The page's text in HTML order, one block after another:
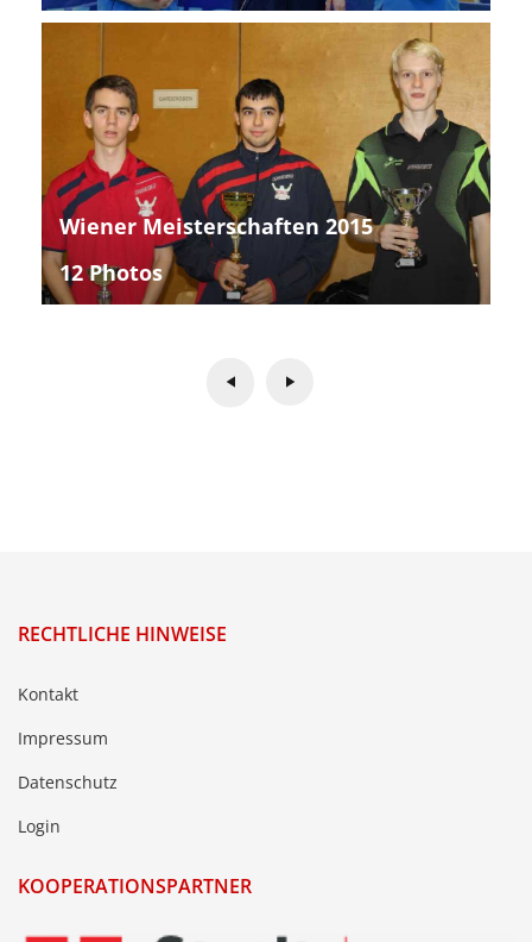
Wiener Meisterschaften 2015
12 Photos
RECHTLICHE HINWEISE
Kontakt
Impressum
Datenschutz
Login
KOOPERATIONSPARTNER